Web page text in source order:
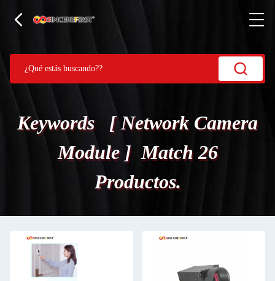
Keywords [ Network Camera
Module ] Match 26
Productos.